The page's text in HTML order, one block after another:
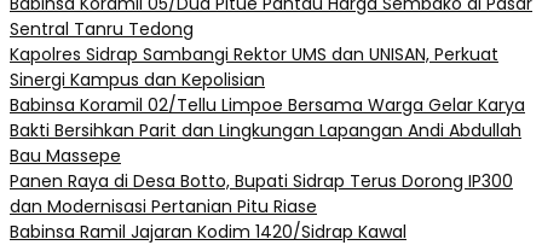
Sentral Tanru Tedong
Kapolres Sidrap Sambangi Rektor UMS dan UNISAN, Perkuat
Sinergi Kampus dan Kepolisian
Babinsa Koramil 02/Tellu Limpoe Bersama Warga Gelar Karya
Bakti Bersihkan Parit dan Lingkungan Lapangan Andi Abdullah
Bau Massepe
Panen Raya di Desa Botto, Bupati Sidrap Terus Dorong IP300
dan Modernisasi Pertanian Pitu Riase
Babinsa Ramil Jajaran Kodim 1420/Sidrap Kawal